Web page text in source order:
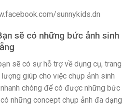
sunnykids.dn
sẽ có những bức ảnh sinh
sẽ có sự hỗ trợ về dụng cụ, trang
giúp cho việc chụp ảnh sinh
chóng để có được những bức
những concept chụp ảnh đa dạng